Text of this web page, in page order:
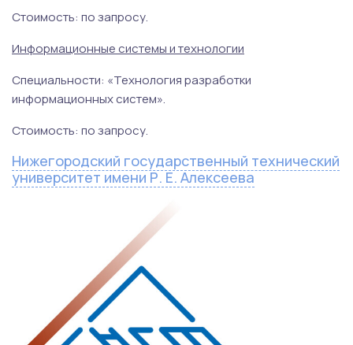
Стоимость: по запросу.
Информационные системы и технологии
Специальности: «Технология разработки
информационных систем».
Стоимость: по запросу.
Нижегородский государственный технический
университет имени Р. Е. Алексеева